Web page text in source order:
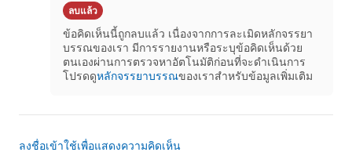
คำถาม
นี้
ลบแล้ว
ข้อคิดเห็นนี้ถูกลบแล้ว เนื่องจากการละเมิดหลักจรรยา
บรรณของเรา มีการรายงานหรือระบุข้อคิดเห็นด้วย
ตนเองผ่านการตรวจหาอัตโนมัติก่อนที่จะดำเนินการ
โปรดดูหลักจรรยาบรรณของเราสำหรับข้อมูลเพิ่มเติม
ลงชื่อเข้าใช้เพื่อแสดงความคิดเห็น